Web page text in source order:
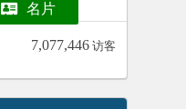
名片
7,077,446 访客